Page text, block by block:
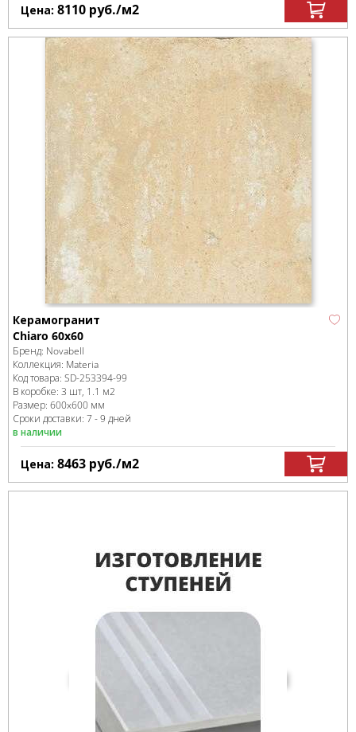
Цена: 8110 руб./м2
Керамогранит
Chiaro 60x60
Бренд: Novabell
Коллекция: Materia
Код товара: SD-253394-99
В коробке: 3 шт, 1.1 м2
Размер: 600x600 мм
Сроки доставки: 7 - 9 дней
в наличии
Цена: 8463 руб./м2